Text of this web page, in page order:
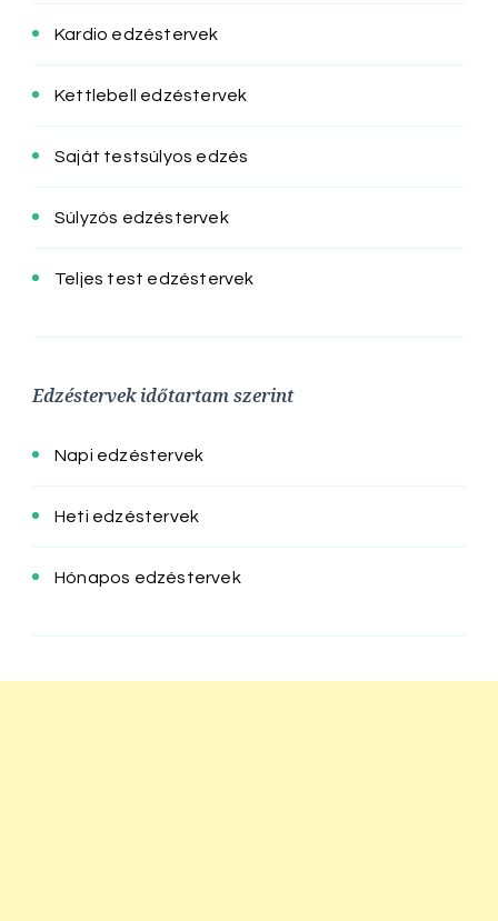
Kardio edzéstervek
Kettlebell edzéstervek
Saját testsúlyos edzés
Súlyzós edzéstervek
Teljes test edzéstervek
Edzéstervek időtartam szerint
Napi edzéstervek
Heti edzéstervek
Hónapos edzéstervek